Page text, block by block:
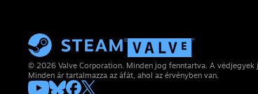
© 2026 Valve Corporation. Minden jog fenntartva. A
Minden ár tartalmazza az áfát, ahol az érvényben van.